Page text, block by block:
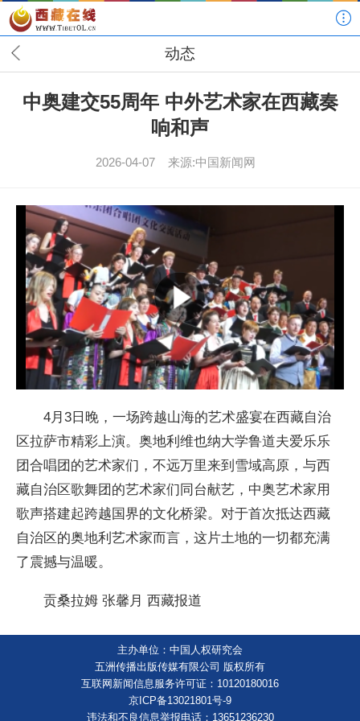
动态
中奥建交55周年 中外艺术家在西藏奏
响和声
2026-04-07 来源:中国新闻网
4月3日晚，一场跨越山海的艺术盛宴在西藏自治
区拉萨市精彩上演。奥地利维也纳大学鲁道夫爱乐乐
团合唱团的艺术家们，不远万里来到雪域高原，与西
藏自治区歌舞团的艺术家们同台献艺，中奥艺术家用
歌声搭建起跨越国界的文化桥梁。对于首次抵达西藏
自治区的奥地利艺术家而言，这片土地的一切都充满
了震撼与温暖。
贡桑拉姆 张馨月 西藏报道
主办单位：中国人权研究会
五洲传播出版传媒有限公司 版权所有
互联网新闻信息服务许可证：10120180016
京ICP备13021801号-9
违法和不良信息举报电话：13651236230